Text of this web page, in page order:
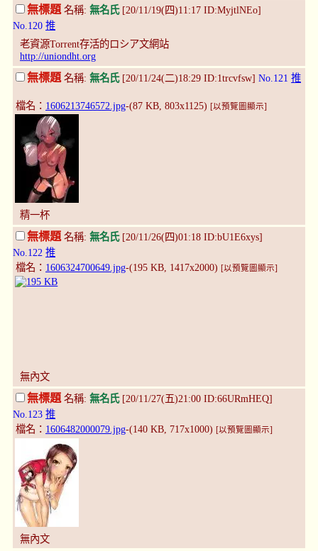
無標題 名稱: 無名氏[20/11/19(四)11:17 ID:MyjtlNEo]
No.120 推
老資源Torrent存活的ロシア文網站
http://uniondht.org
無標題 名稱: 無名氏[20/11/24(二)18:29 ID:1trcvfsw] No.121 推
檔名： 1606213746572.jpg-(87 KB, 803x1125) [以預覽圖顯示]
精一杯
無標題 名稱: 無名氏[20/11/26(四)01:18 ID:bU1E6xys]
No.122 推
檔名： 1606324700649.jpg-(195 KB, 1417x2000) [以預覽圖顯示]
無內文
無標題名稱: 無名氏[20/11/27(五)21:00 ID:66URmHEQ]
No.123 推
檔名： 1606482000079.jpg-(140 KB, 717x1000) [以預覽圖顯示]
無內文